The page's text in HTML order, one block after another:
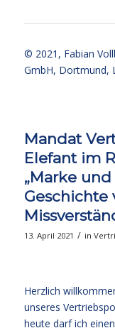
© 2021, Fabian
GmbH, Dortmund,
Mandat
Elefant im
„Marke
Geschichte
13. April 2021 / in
Herzlich
unseres
heute darf ich